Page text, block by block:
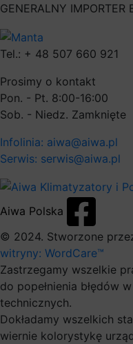
GENERALNY IMPORTER
Tel.: + 48 507 660 921
Prosimy o kontakt
Pon. - Pt. 8:00-16:00
Sob. - Niedz. Zamknięte
Infolinia: aiwa@aiwa.pl
Serwis: serwis@aiwa.pl
Aiwa Polska
© 2024. Stworzone
witryny: WordCare™
Zastrzegamy wszelkie
do popełnienia błędów
technicznych.
Dokładamy wszelkich
wiernie kolorystykę